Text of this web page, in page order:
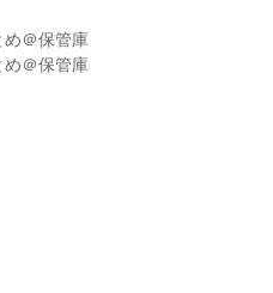
め＠保管庫
め＠保管庫